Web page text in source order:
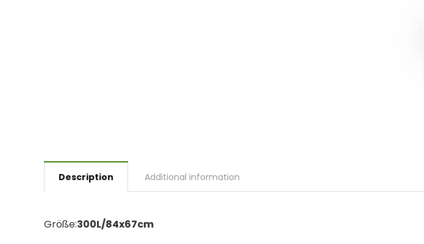
Description Additional information
Größe:300L/84x67cm